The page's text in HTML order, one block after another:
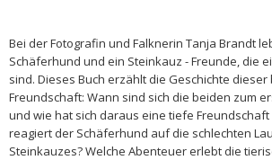
Bei der Fotografin und Falknerin Tanja Brandt
Schäferhund und ein Steinkauz - Freunde, die
sind. Dieses Buch erzählt die Geschichte
Freundschaft: Wann sind sich die beiden zum
und wie hat sich daraus eine tiefe Freundschaft
reagiert der Schäferhund auf die schlechten
Steinkauzes? Welche Abenteuer erlebt die